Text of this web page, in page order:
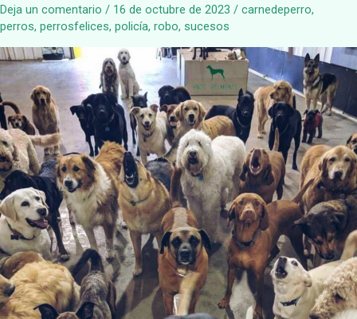
Deja un comentario / 16 de octubre de 2023 / carnedeperro,
perros, perrosfelices, policía, robo, sucesos